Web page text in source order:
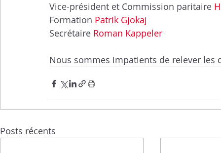
Vice-président et Commission paritaire
Formation Patrik Gjokaj
Secrétaire Roman Kappeler
Nous sommes impatients de relever les
Posts récents